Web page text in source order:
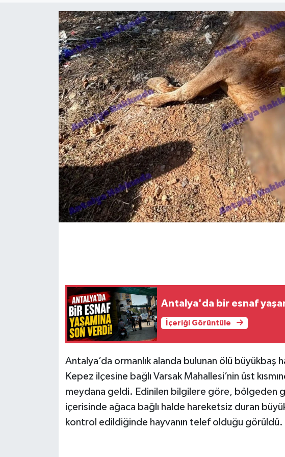
Antalya'da bir esnaf
İçeriği Görüntüle
Antalya’da ormanlık alanda bulunan ölü büyükbaş
Kepez ilçesine bağlı Varsak Mahallesi’nin üst
meydana geldi. Edinilen bilgilere göre, bölgeden
içerisinde ağaca bağlı halde hareketsiz duran
kontrol edildiğinde hayvanın telef olduğu görüldü.
Resmi Reklamlar